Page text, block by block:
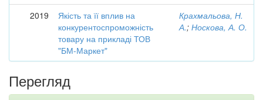
2019
Якість та її вплив на
конкурентоспроможність
товару на прикладі ТОВ
"БМ-Маркет"
Крахмальова, Н.
А.; Носкова, А. О.
Перегляд